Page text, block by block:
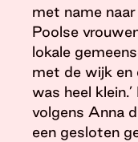
met name
Poolse
lokale
met de wijk en
was heel
volgens Anna
een gesloten